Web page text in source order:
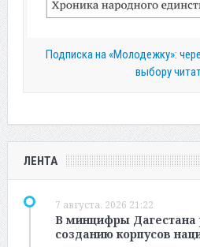
Подписка на «Молодежку»:
выбору
ЛЕНТА
7 августа, 2026 21:22
В минцифры Дагестана
созданию корпусов